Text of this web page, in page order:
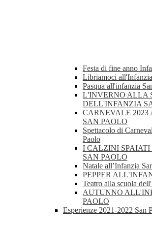
Festa di fine anno
Libriamoci
Pasqua all'infanzia
L'INVERNO ALLA
DELL'INFANZIA
CARNEVALE
SAN PAOLO
Spettacolo di
Paolo
I CALZINI
SAN PAOLO
Natale all’Infanzia
PEPPER
Teatro alla scuola
AUTUNNO
PAOLO
Esperienze 2021-2022 San